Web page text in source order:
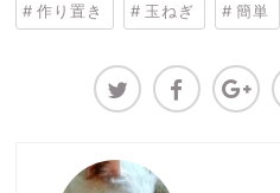
作り置き 玉ねぎ 簡単